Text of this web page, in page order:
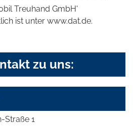
Treuhand GmbH'
ist unter www.dat.de.
zu uns:
Straße 1